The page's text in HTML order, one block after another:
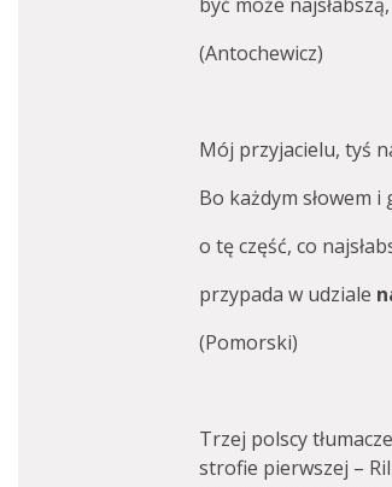
(Antochewicz)
Mój przyjacielu, tyś
Bo każdym słowem
o tę część, co
przypada w udziale
(Pomorski)
Trzej polscy
strofie pierwszej –